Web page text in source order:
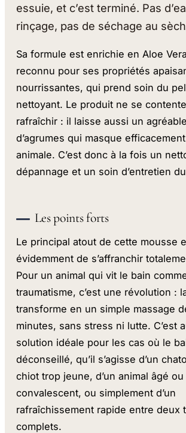
essuie, et c’est terminé. Pas
rinçage, pas de séchage au
Sa formule est enrichie en Aloe
reconnu pour ses propriétés
nourrissantes, qui prend soin du
nettoyant. Le produit ne se
rafraîchir : il laisse aussi un
d’agrumes qui masque efficacement
animale. C’est donc à la fois un
dépannage et un soin d’entretien
Les points forts
Le principal atout de cette mousse
évidemment de s’affranchir
Pour un animal qui vit le bain
traumatisme, c’est une révolution :
transforme en un simple massage
minutes, sans stress ni lutte. C’est
solution idéale pour les cas où le
déconseillé, qu’il s’agisse d’un
chiot trop jeune, d’un animal âgé ou
convalescent, ou simplement d’un
rafraîchissement rapide entre deux
complets.